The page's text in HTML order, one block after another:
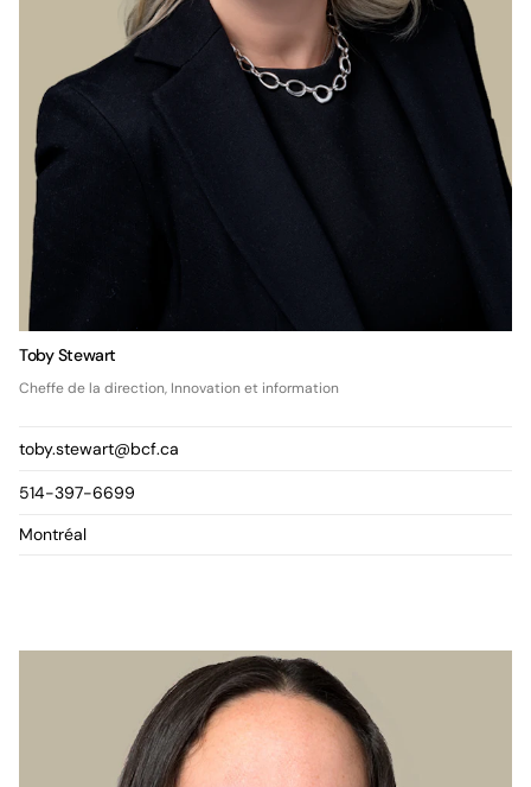
Toby Stewart
Cheffe de la direction, Innovation et information
toby.stewart@bcf.ca
514-397-6699
Montréal